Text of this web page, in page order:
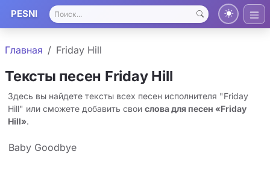
PESNI
Главная Friday Hill
Тексты песен Friday Hill
Здесь вы найдете тексты всех песен исполнителя "Friday
Hill" или сможете добавить свои слова для песен «Friday
Hill».
Baby Goodbye